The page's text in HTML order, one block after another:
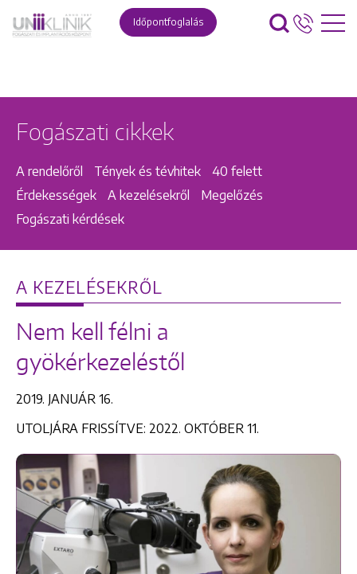
Időpontfoglalás
Fogászati cikkek
A rendelőről Tények és tévhitek
40 felett
Érdekességek
A kezelésekről
Megelőzés
Fogászati kérdések
A KEZELÉSEKRŐL
Nem kell félni a
gyökérkezeléstől
2019. JANUÁR 16.
UTOLJÁRA FRISSÍTVE: 2022. OKTÓBER 11.